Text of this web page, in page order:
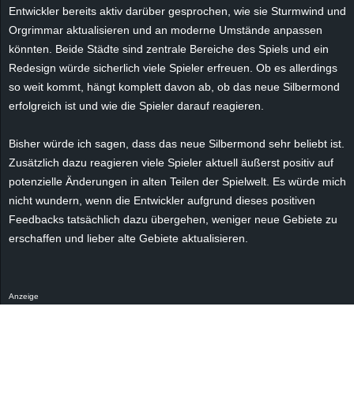
Entwickler bereits aktiv darüber gesprochen, wie sie Sturmwind und
Orgrimmar aktualisieren und an moderne Umstände anpassen
könnten. Beide Städte sind zentrale Bereiche des Spiels und ein
Redesign würde sicherlich viele Spieler erfreuen. Ob es allerdings
so weit kommt, hängt komplett davon ab, ob das neue Silbermond
erfolgreich ist und wie die Spieler darauf reagieren.
Bisher würde ich sagen, dass das neue Silbermond sehr beliebt ist.
Zusätzlich dazu reagieren viele Spieler aktuell äußerst positiv auf
potenzielle Änderungen in alten Teilen der Spielwelt. Es würde mich
nicht wundern, wenn die Entwickler aufgrund dieses positiven
Feedbacks tatsächlich dazu übergehen, weniger neue Gebiete zu
erschaffen und lieber alte Gebiete aktualisieren.
Anzeige